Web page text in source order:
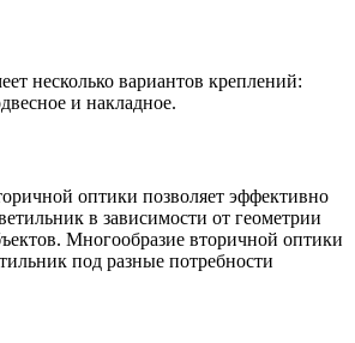
несколько вариантов креплений:
и накладное.
оптики позволяет эффективно
в зависимости от геометрии
Многообразие вторичной оптики
под разные потребности